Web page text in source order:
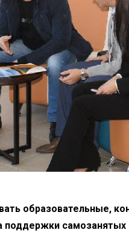
образовательные,
самозанятых